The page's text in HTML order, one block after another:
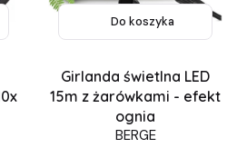
Do koszyka
Girlanda świetlna LED
15m z żarówkami - efekt
ognia
BERGE